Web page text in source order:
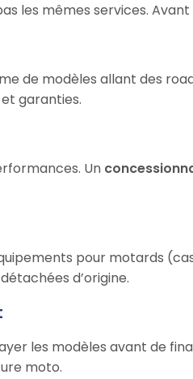
les mêmes services.
de modèles allant des
garanties.
Un
pour motards
d’origine.
les modèles avant de
moto.